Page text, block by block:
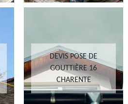
DEVIS POSE DE
GOUTTIÈRE 16
CHARENTE